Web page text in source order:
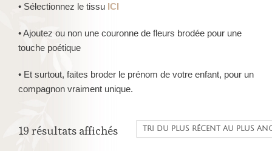
• Sélectionnez le tissu ICI
• Ajoutez ou non une couronne de fleurs brodée pour une
touche poétique
• Et surtout, faites broder le prénom de votre enfant, pour un
compagnon vraiment unique.
19 résultats affichésTrié